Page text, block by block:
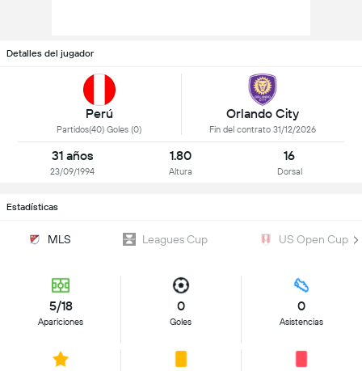
Detalles del jugador
Perú
Partidos(40) Goles (0)
Orlando City
Fin del contrato 31/12/2026
31 años
23/09/1994
1.80
Altura
16
Dorsal
Estadísticas
MLS Leagues Cup US Open Cup
5/18
Apariciones
0
Goles
0
Asistencias